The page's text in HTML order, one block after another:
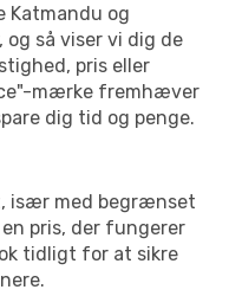
Katmandu og
så viser vi dig de
pris eller
mærke fremhæver
dig tid og penge.
især med begrænset
pris, der fungerer
tidligt for at sikre